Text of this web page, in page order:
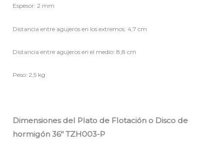
Espesor: 2 mm
Distancia entre agujeros en los extremos: 4,7 cm
Distancia entre agujeros en el medio: 8,8 cm
Peso: 2,5 kg
Dimensiones del Plato de Flotación o Disco de
hormigón 36″ TZH003-P